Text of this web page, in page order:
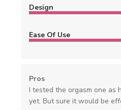
Design
Ease Of Use
Pros
I tested the orgasm one as
yet. But sure it would be